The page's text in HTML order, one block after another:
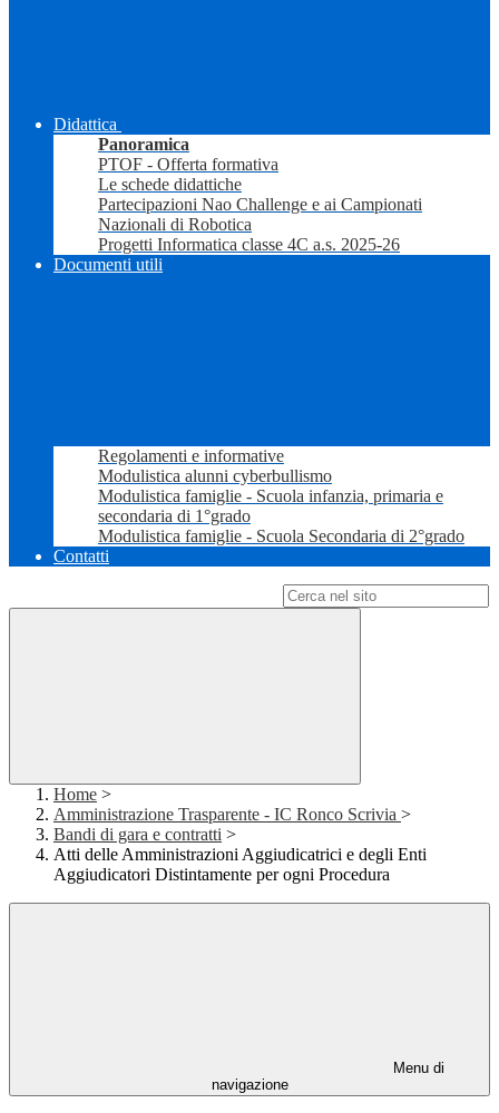
Didattica
Panoramica
PTOF - Offerta formativa
Le schede didattiche
Partecipazioni Nao Challenge e ai Campionati
Nazionali di Robotica
Progetti Informatica classe 4C a.s. 2025-26
Documenti utili
Regolamenti e informative
Modulistica alunni cyberbullismo
Modulistica famiglie - Scuola infanzia, primaria e
secondaria di 1°grado
Modulistica famiglie - Scuola Secondaria di 2°grado
Contatti
Home >
Amministrazione Trasparente - IC Ronco Scrivia >
Bandi di gara e contratti >
Atti delle Amministrazioni Aggiudicatrici e degli Enti
Aggiudicatori Distintamente per ogni Procedura
Menu di
navigazione